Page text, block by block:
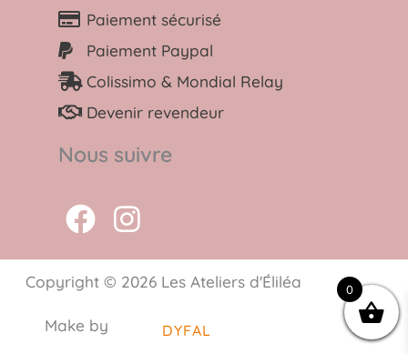
Paiement sécurisé
Paiement Paypal
Colissimo & Mondial Relay
Devenir revendeur
Nous suivre
F
a
c
e
b
I
n
s
Copyright © 2026 Les Ateliers d'Éliléa
Make by DYFAL
0